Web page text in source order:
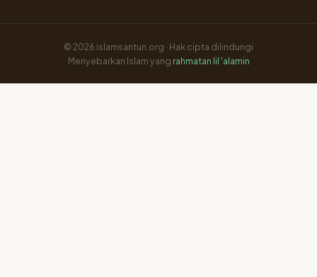
© 2026 islamsantun.org · Hak cipta dilindungi
Menyebarkan Islam yang rahmatan lil 'alamin